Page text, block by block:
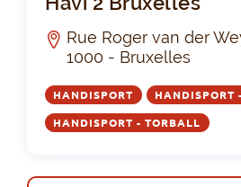
Rue Roger van der
1000 - Bruxelles
HANDISPORT HANDISPORT
HANDISPORT - TORBALL